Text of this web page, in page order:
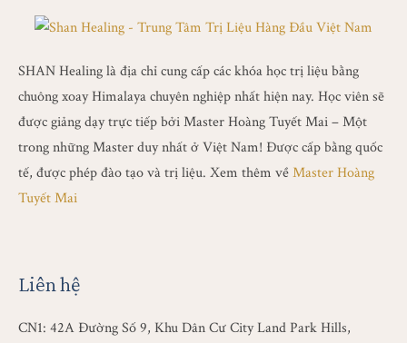
SHAN Healing là địa chỉ cung cấp các khóa học trị liệu bằng
chuông xoay Himalaya chuyên nghiệp nhất hiện nay. Học viên sẽ
được giảng dạy trực tiếp bởi Master Hoàng Tuyết Mai – Một
trong những Master duy nhất ở Việt Nam! Được cấp bằng quốc
tế, được phép đào tạo và trị liệu. Xem thêm vềMaster Hoàng
Tuyết Mai
Liên hệ
CN1: 42A Đường Số 9, Khu Dân Cư City Land Park Hills,